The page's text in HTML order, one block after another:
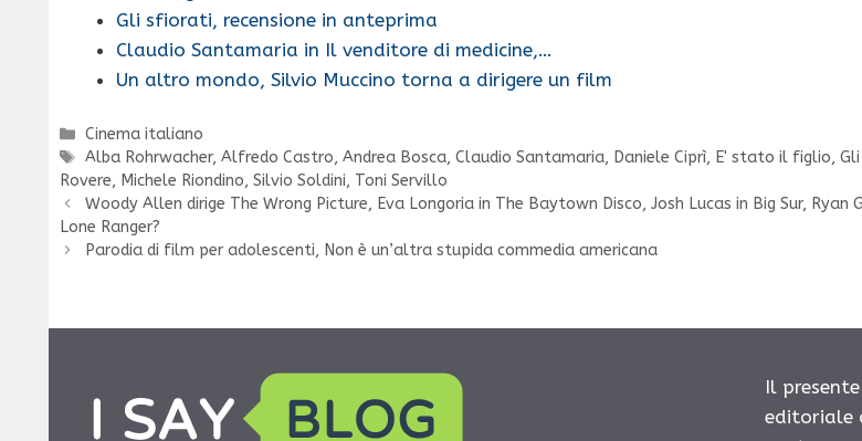
Gli sfiorati, recensione in anteprima
Claudio Santamaria in Il venditore di medicine,…
Un altro mondo, Silvio Muccino torna a dirigere un film
Categorie
Cinema italiano
Tag
Alba Rohrwacher,Alfredo Castro,Andrea Bosca,Claudio Santamaria, Daniele Ciprì, E' stato il figlio,
Rovere, Michele Riondino, Silvio Soldini, Toni Servillo
Woody Allen dirige The Wrong Picture, Eva Longoria in The Baytown Disco, Josh Lucas in Big Sur, Ryan
Lone Ranger?
Parodia di film per adolescenti, Non è un’altra stupida commedia americana
Il
editoriale